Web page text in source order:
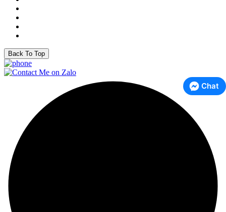
Back To Top
Chat